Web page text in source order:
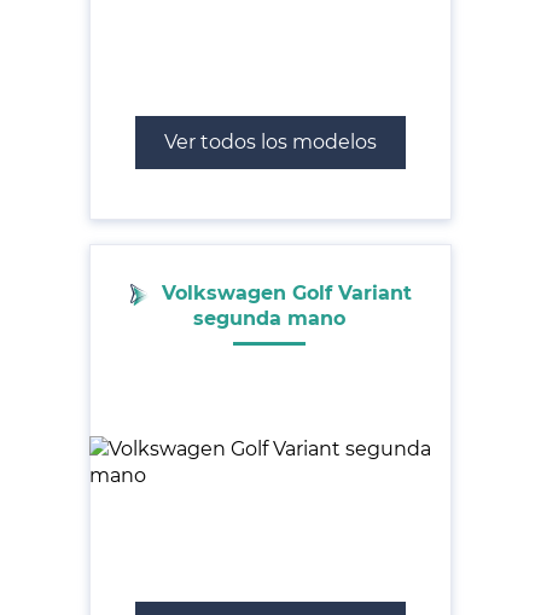
Ver todos los modelos
Volkswagen Golf Variant
segunda mano